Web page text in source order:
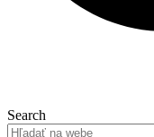
Search